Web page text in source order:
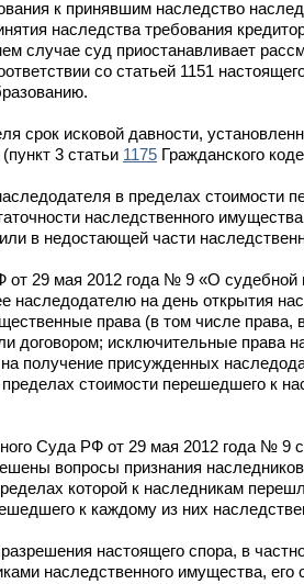
к принявшим наследство
наследства требования
случае суд приостанавливает
со статьей 1151
срок исковой давности,
3 статьи 1175 Гражданского
в пределах стоимости
наследственного
в недостающей части
29 мая 2012 года № 9 «О судебной
наследодателю на день открытия
права (в том числе права,
договором; исключительные права
получение присужденных
стоимости перешедшего к
Суда РФ от 29 мая 2012 года № 9
вопросы признания
которой к наследникам
к каждому из них
настоящего спора, в
наследственного имущества, его